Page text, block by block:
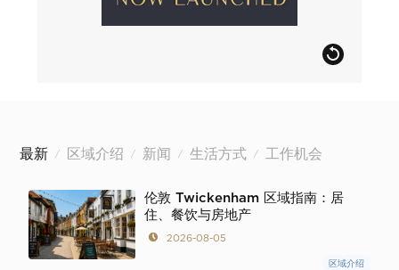
最新 / 区域介绍 / 新闻 / 生活方式 / 工作机会
伦敦 Twickenham 区域指南：居
住、餐饮与房地产
2026-08-05
区域介绍